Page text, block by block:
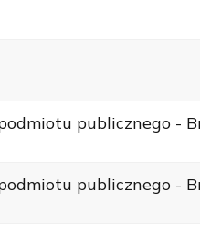
publicznego -
publicznego -